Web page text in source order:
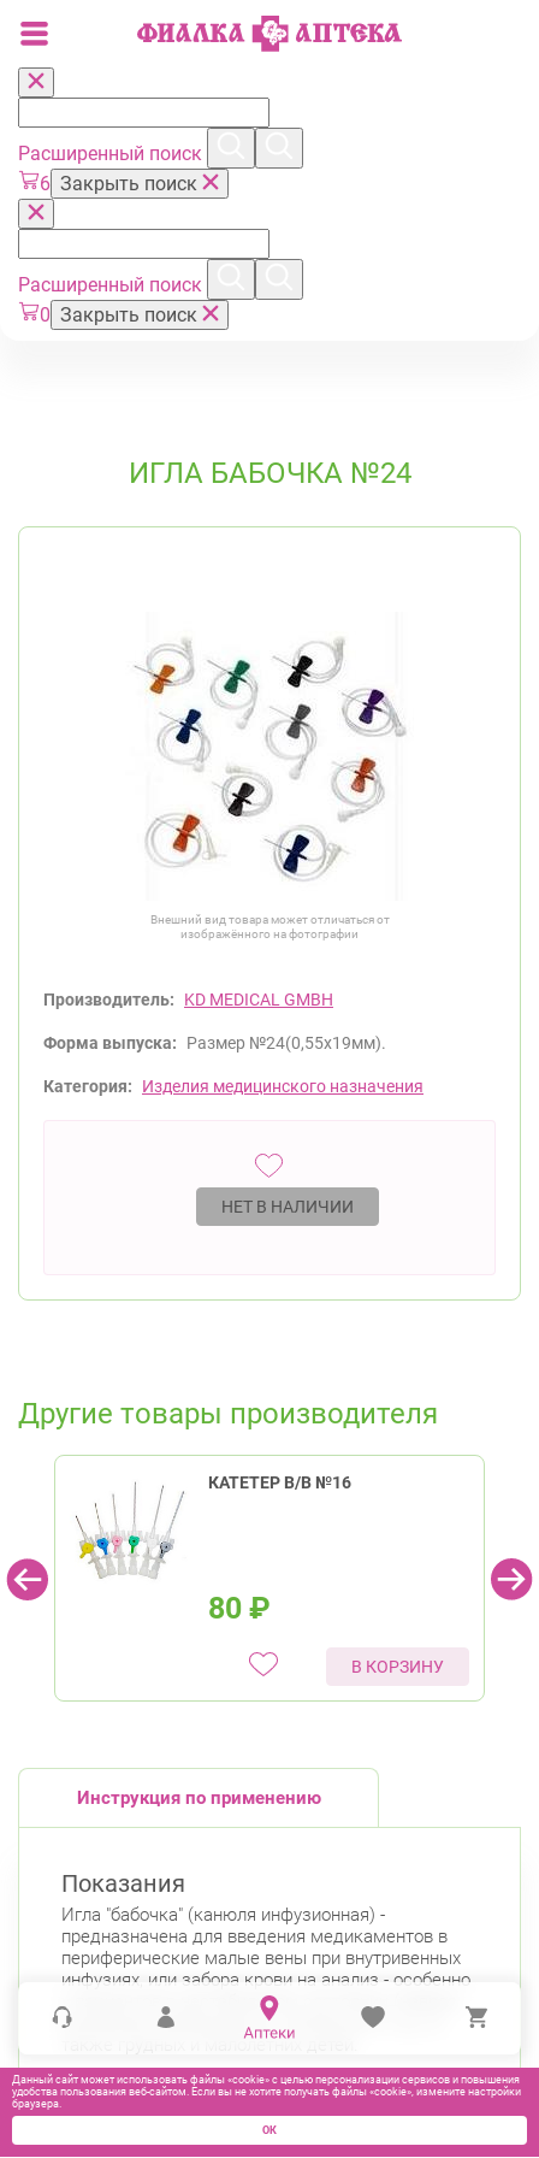
Расширенный поиск
6 Закрыть поиск
Расширенный поиск
0 Закрыть поиск
ИГЛА БАБОЧКА №24
Внешний вид товара может отличаться от
изображённого на фотографии
Производитель: KD MEDICAL GMBH
Форма выпуска: Размер №24(0,55x19мм).
Категория: Изделия медицинского назначения
НЕТ В НАЛИЧИИ
Другие товары производителя
КАТЕТЕР В/В №16
80 ₽
В КОРЗИНУ
Инструкция по применению
Показания
Игла "бабочка" (канюля инфузионная) -
предназначена для введения медикаментов в
периферические малые вены при внутривенных
инфузиях, или забора крови на анализ - особенно
у пациентов в нестабильном состоянии (невроз,
опьянение, возбудимость, эпилепсия и т.д.), а
также грудных и малолетних детей.
Данный сайт может использовать файлы «cookie» с целью персонализации сервисов и повышения
удобства пользования веб-сайтом. Если вы не хотите получать файлы «cookie», измените настройки
браузера.
ОК